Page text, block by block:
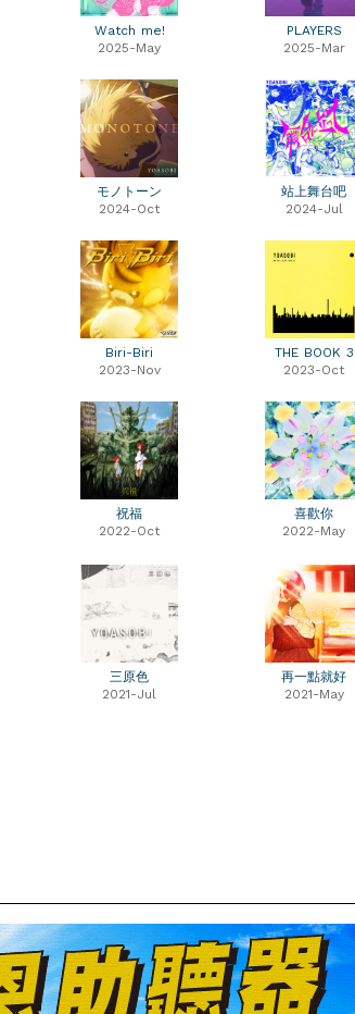
Watch me!
2025-May
PLAYERS
2025-Mar
モノトーン
2024-Oct
站上舞台吧
2024-Jul
Biri-Biri
2023-Nov
THE BOOK 3
2023-Oct
祝福
2022-Oct
喜歡你
2022-May
三原色
2021-Jul
再一點就好
2021-May